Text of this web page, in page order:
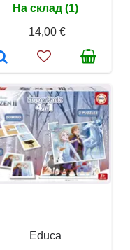
На склад (1)
14,00 €
Educa